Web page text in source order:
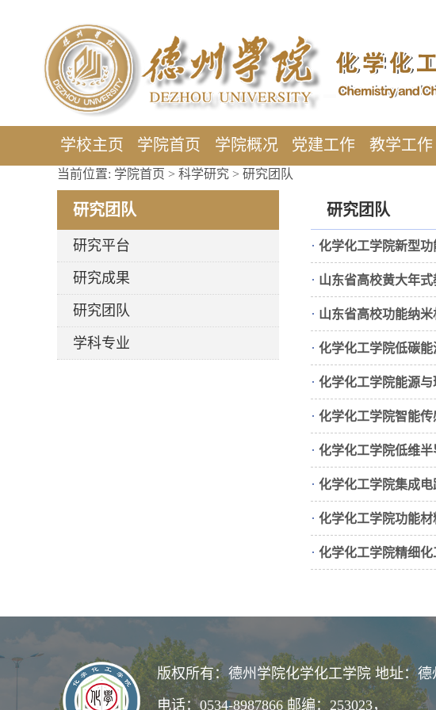
学校主页 学院首页 学院概况 党建工作 教学工作
当前位置: 学院首页 > 科学研究 > 研究团队
研究团队
研究平台
研究成果
研究团队
学科专业
研究团队
· 化学化工学院新型
· 山东省高校黄大年式
· 山东省高校功能纳
· 化学化工学院低碳
· 化学化工学院能源
· 化学化工学院智能
· 化学化工学院低维
· 化学化工学院集成
· 化学化工学院功能
· 化学化工学院精细
版权所有：德州学院化学化工学院 地址：
电话：0534-8987866 邮编：253023，